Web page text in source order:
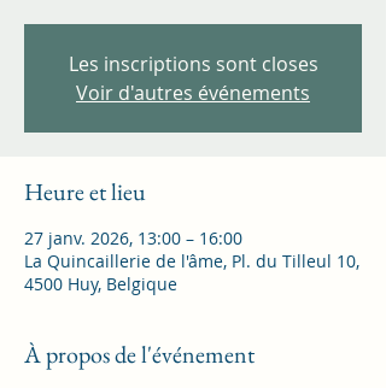
Les inscriptions sont closes
Voir d'autres événements
Heure et lieu
27 janv. 2026, 13:00 – 16:00
La Quincaillerie de l'âme, Pl. du Tilleul 10,
4500 Huy, Belgique
À propos de l'événement